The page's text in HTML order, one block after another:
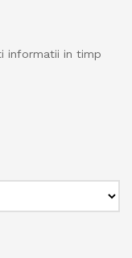
informatii in timp